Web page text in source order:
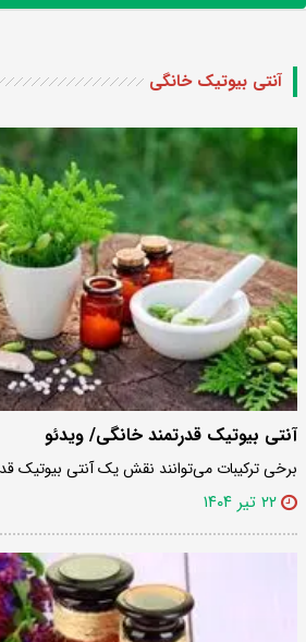
آنتی بیوتیک خانگی
آنتی بیوتیک قدرتمند خانگی/ ویدئو
برخی ترکیبات می‌توانند نقش یک آنتی بیوتیک
۲۲ تیر ۱۴۰۴